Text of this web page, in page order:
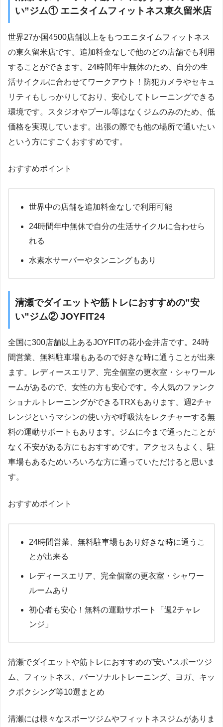
い”ジム① エニタイムフィットネス東久留米店
世界27か国4500店舗以上をもつエニタイムフィットネス
の東久留米店です。追加料金なしで他のどの店舗でも利用
することができます。24時間年中無休のため、自分の生
活サイクルに合わせてワークアウト！防犯カメラやセキュ
リティもしっかりしており、安心してトレーニングできる
環境です。スタジオやプール等はなくジムのみのため、低
価格を実現しています。出張の際でも他の場所で通いたい
という方にすごくおすすめです。
おすすめポイント
世界中の店舗を追加料金なしで利用可能
24時間年中無休で自分の生活サイクルに合わせら
れる
水素水サーバーやタンニングもあり
清瀬でダイエットや筋トレにおすすめの”安
い”ジム② JOYFIT24
全国に300店舗以上あるJOYFITの花小金井店です。24時
間営業、無料駐車場もあるので好きな時に通うことが出来
ます。レディースエリア、完全個室の更衣室・シャワール
ームがあるので、女性の方も安心です。今人気のファンク
ショナルトレーニングができるTRXもあります。週2チャ
レンジというマシンの使い方や呼吸法をレクチャーする無
料の運動サポートもあります。ジムに今まで通ったことが
なく不安がある方にもおすすめです。アクセスもよく、駐
車場もあるためいろいろな方に通っていただけると思いま
す。
おすすめポイント
24時間営業、無料駐車場もあり好きな時に通うこ
とが出来る
レディースエリア、完全個室の更衣室・シャワー
ルームあり
初心者も安心！無料の運動サポート「週2チャレ
ンジ」
清瀬でダイエットや筋トレにおすすめの”安い”スポーツジ
ム、フィットネス、パーソナルトレーニング、ヨガ、キッ
クボクシング等10選まとめ
清瀬には様々なスポーツジムやフィットネスジムがありま